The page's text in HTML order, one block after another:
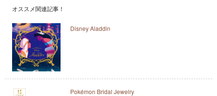
オススメ関連記事！
Disney Aladdin
Pokémon Bridal Jewelry